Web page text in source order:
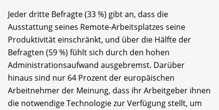
Jeder dritte Befragte (33 %) gibt an, dass die
Ausstattung seines Remote-Arbeitsplatzes seine
Produktivität einschränkt, und über die Hälfte der
Befragten (59 %) fühlt sich durch den hohen
Administrationsaufwand ausgebremst. Darüber
hinaus sind nur 64 Prozent der europäischen
Arbeitnehmer der Meinung, dass ihr Arbeitgeber ihnen
die notwendige Technologie zur Verfügung stellt, um